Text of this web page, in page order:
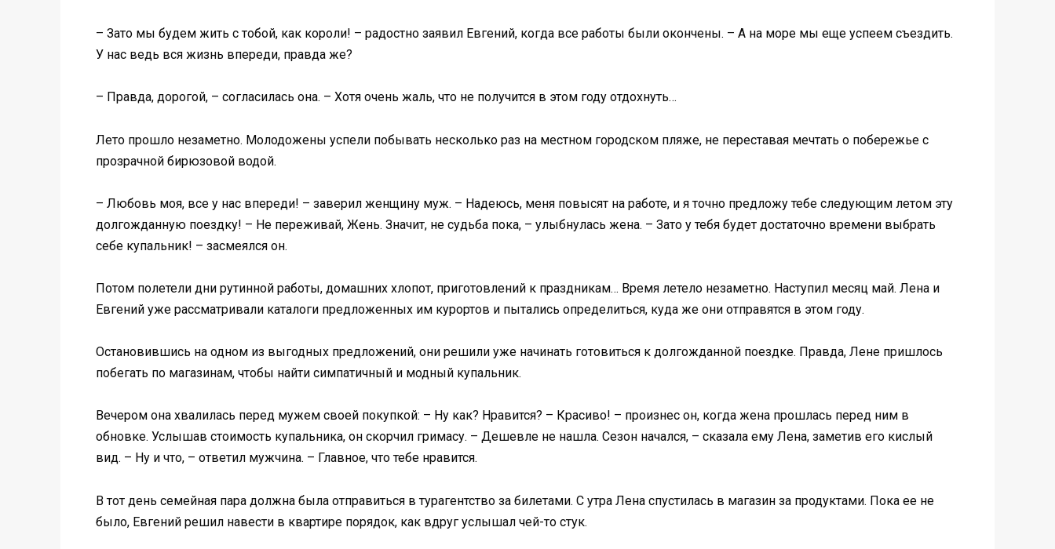
– Зато мы будем жить с тобой, как короли! – радостно заявил Евгений, когда все работы были окончены. – А на море мы еще успеем съездить.
У нас ведь вся жизнь впереди, правда же?
– Правда, дорогой, – согласилась она. – Хотя очень жаль, что не получится в этом году отдохнуть…
Лето прошло незаметно. Молодожены успели побывать несколько раз на местном городском пляже, не переставая мечтать о побережье с
прозрачной бирюзовой водой.
– Любовь моя, все у нас впереди! – заверил женщину муж. – Надеюсь, меня повысят на работе, и я точно предложу тебе следующим летом эту
долгожданную поездку! – Не переживай, Жень. Значит, не судьба пока, – улыбнулась жена. – Зато у тебя будет достаточно времени выбрать
себе купальник! – засмеялся он.
Потом полетели дни рутинной работы, домашних хлопот, приготовлений к праздникам… Время летело незаметно. Наступил месяц май. Лена и
Евгений уже рассматривали каталоги предложенных им курортов и пытались определиться, куда же они отправятся в этом году.
Остановившись на одном из выгодных предложений, они решили уже начинать готовиться к долгожданной поездке. Правда, Лене пришлось
побегать по магазинам, чтобы найти симпатичный и модный купальник.
Вечером она хвалилась перед мужем своей покупкой: – Ну как? Нравится? – Красиво! – произнес он, когда жена прошлась перед ним в
обновке. Услышав стоимость купальника, он скорчил гримасу. – Дешевле не нашла. Сезон начался, – сказала ему Лена, заметив его кислый
вид. – Ну и что, – ответил мужчина. – Главное, что тебе нравится.
В тот день семейная пара должна была отправиться в турагентство за билетами. С утра Лена спустилась в магазин за продуктами. Пока ее не
было, Евгений решил навести в квартире порядок, как вдруг услышал чей-то стук.